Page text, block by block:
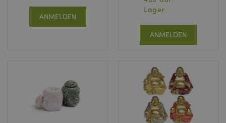
ANMELDEN
Lager
ANMELDEN